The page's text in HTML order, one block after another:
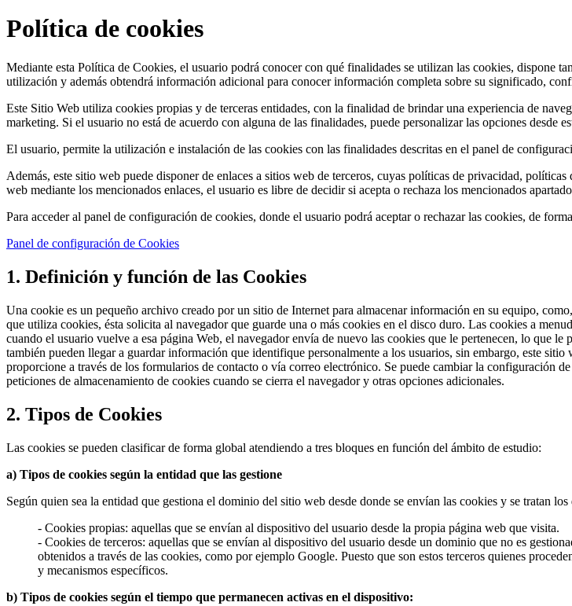
Política de cookies
Mediante esta Política de Cookies, el usuario podrá conocer con qué finalidades se utilizan las cookies, dispone
utilización y además obtendrá información adicional para conocer información completa sobre su significado,
Este Sitio Web utiliza cookies propias y de terceras entidades, con la finalidad de brindar una experiencia de
marketing. Si el usuario no está de acuerdo con alguna de las finalidades, puede personalizar las opciones desde
El usuario, permite la utilización e instalación de las cookies con las finalidades descritas en el panel de
Además, este sitio web puede disponer de enlaces a sitios web de terceros, cuyas políticas de privacidad,
web mediante los mencionados enlaces, el usuario es libre de decidir si acepta o rechaza los mencionados
Para acceder al panel de configuración de cookies, donde el usuario podrá aceptar o rechazar las cookies, de
Panel de configuración de Cookies
1. Definición y función de las Cookies
Una cookie es un pequeño archivo creado por un sitio de Internet para almacenar información en su equipo,
que utiliza cookies, ésta solicita al navegador que guarde una o más cookies en el disco duro. Las cookies a
cuando el usuario vuelve a esa página Web, el navegador envía de nuevo las cookies que le pertenecen, lo que
también pueden llegar a guardar información que identifique personalmente a los usuarios, sin embargo, este
proporcione a través de los formularios de contacto o vía correo electrónico. Se puede cambiar la configuración
peticiones de almacenamiento de cookies cuando se cierra el navegador y otras opciones adicionales.
2. Tipos de Cookies
Las cookies se pueden clasificar de forma global atendiendo a tres bloques en función del ámbito de estudio:
a) Tipos de cookies según la entidad que las gestione
Según quien sea la entidad que gestiona el dominio del sitio web desde donde se envían las cookies y se tratan los
- Cookies propias: aquellas que se envían al dispositivo del usuario desde la propia página web que visita.
- Cookies de terceros: aquellas que se envían al dispositivo del usuario desde un dominio que no es
obtenidos a través de las cookies, como por ejemplo Google. Puesto que son estos terceros quienes
y mecanismos específicos.
b) Tipos de cookies según el tiempo que permanecen activas en el dispositivo: